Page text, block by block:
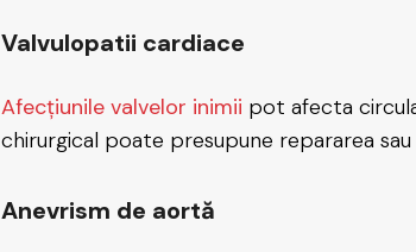
Valvulopatii cardiace
Afecțiunile valvelor inimii pot afecta
chirurgical poate presupune repararea
Anevrism de aortă